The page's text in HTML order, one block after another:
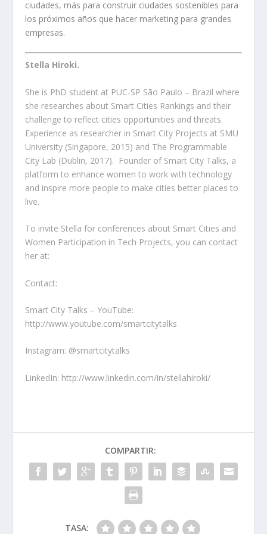
ciudades, más para construir ciudades sostenibles para
los próximos años que hacer marketing para grandes
empresas.
Stella Hiroki.
She is PhD student at PUC-SP São Paulo – Brazil where
she researches about Smart Cities Rankings and their
challenge to reflect cities opportunities and threats.
Experience as researcher in Smart City Projects at SMU
University (Singapore, 2015) and The Programmable
City Lab (Dublin, 2017). Founder of Smart City Talks, a
platform to enhance women to work with technology
and inspire more people to make cities better places to
live.
To invite Stella for conferences about Smart Cities and
Women Participation in Tech Projects, you can contact
her at:
Contact:
Smart City Talks – YouTube:
http://www.youtube.com/smartcitytalks
Instagram: @smartcitytalks
LinkedIn: http://www.linkedin.com/in/stellahiroki/
COMPARTIR:
TASA: